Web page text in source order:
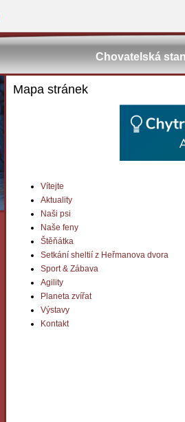
Chovatelská
Mapa stránek
Vítejte
Aktuality
Naši psi
Naše feny
Štěňátka
Setkání sheltií z Heřmanova dvora
Sport & Zábava
Agility
Planeta zvířat
Výstavy
Kontakt